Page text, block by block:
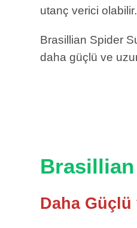
utanç verici olabilir.
Brasillian Spider
daha güçlü ve
Brasillian
Daha